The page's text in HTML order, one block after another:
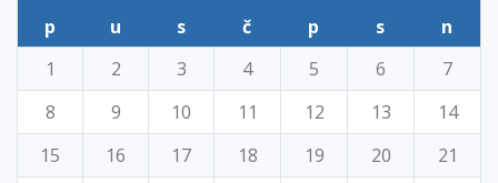
p
u s č p s
n
1
2 3 4 5 6
7
8
9 10 11 12 13
14
15
16 17 18 19 20
21